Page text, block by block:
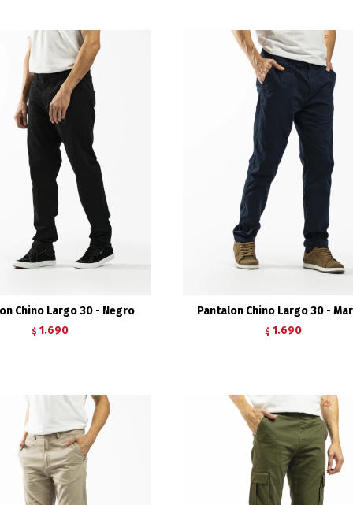
Chino Largo 30 - Negro
$ 1.690
Pantalon Chino Largo 30 -
$ 1.690